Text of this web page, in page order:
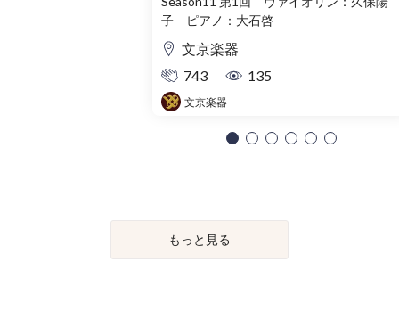
子 ピアノ：大石啓
文京楽器
743
135
文京楽器
もっと見る